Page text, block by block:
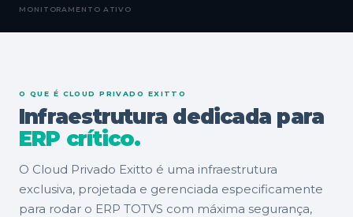
MONITORAMENTO ATIVO
O QUE É CLOUD PRIVADO EXITTO
Infraestrutura dedicada para
ERP crítico.
O Cloud Privado Exitto é uma infraestrutura
exclusiva, projetada e gerenciada especificamente
para rodar o ERP TOTVS com máxima segurança,